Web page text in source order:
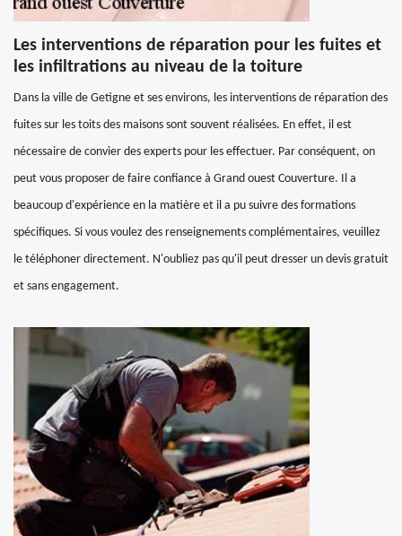
Les interventions de réparation pour les fuites et
les infiltrations au niveau de la toiture
Dans la ville de Getigne et ses environs, les interventions de réparation des
fuites sur les toits des maisons sont souvent réalisées. En effet, il est
nécessaire de convier des experts pour les effectuer. Par conséquent, on
peut vous proposer de faire confiance à Grand ouest Couverture. Il a
beaucoup d'expérience en la matière et il a pu suivre des formations
spécifiques. Si vous voulez des renseignements complémentaires, veuillez
le téléphoner directement. N'oubliez pas qu'il peut dresser un devis gratuit
et sans engagement.